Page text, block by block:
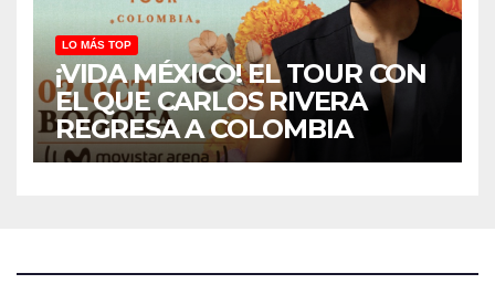
LO MÁS TOP
¡VIDA MÉXICO! EL TOUR CON
EL QUE CARLOS RIVERA
REGRESA A COLOMBIA